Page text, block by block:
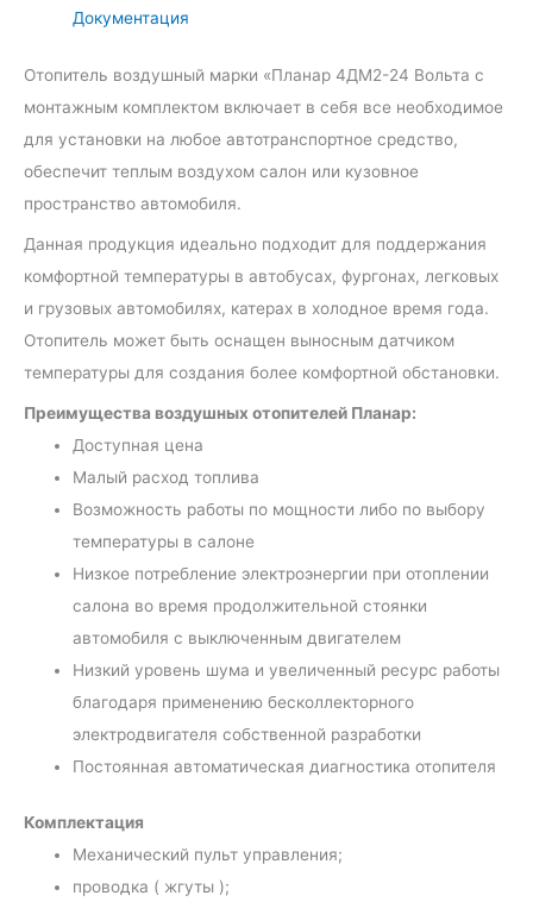
Документация
Отопитель воздушный марки «Планар 4ДМ2-24 Вольта с
монтажным комплектом включает в себя все необходимое
для установки на любое автотранспортное средство,
обеспечит теплым воздухом салон или кузовное
пространство автомобиля.
Данная продукция идеально подходит для поддержания
комфортной температуры в автобусах, фургонах, легковых
и грузовых автомобилях, катерах в холодное время года.
Отопитель может быть оснащен выносным датчиком
температуры для создания более комфортной обстановки.
Преимущества воздушных отопителей Планар:
Доступная цена
Малый расход топлива
Возможность работы по мощности либо по выбору
температуры в салоне
Низкое потребление электроэнергии при отоплении
салона во время продолжительной стоянки
автомобиля с выключенным двигателем
Низкий уровень шума и увеличенный ресурс работы
благодаря применению бесколлекторного
электродвигателя собственной разработки
Постоянная автоматическая диагностика отопителя
Комплектация
Механический пульт управления;
проводка ( жгуты );